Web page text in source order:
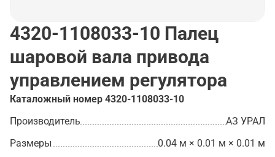
4320-1108033-10 Палец
шаровой вала привода
управлением регулятора
Каталожный номер 4320-1108033-10
Производитель
АЗ УРАЛ
Размеры
0.04 м × 0.01 м × 0.01 м